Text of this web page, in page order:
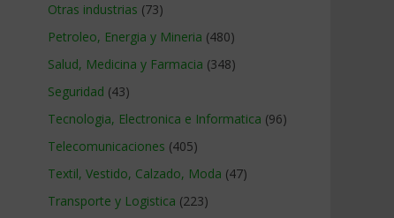
Otras industrias (73)
Petroleo, Energia y Mineria (480)
Salud, Medicina y Farmacia (348)
Seguridad (43)
Tecnologia, Electronica e Informatica (96)
Telecomunicaciones (405)
Textil, Vestido, Calzado, Moda (47)
Transporte y Logistica (223)